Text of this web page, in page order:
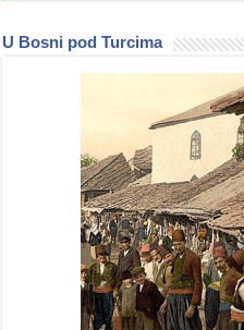
U Bosni pod Turcima